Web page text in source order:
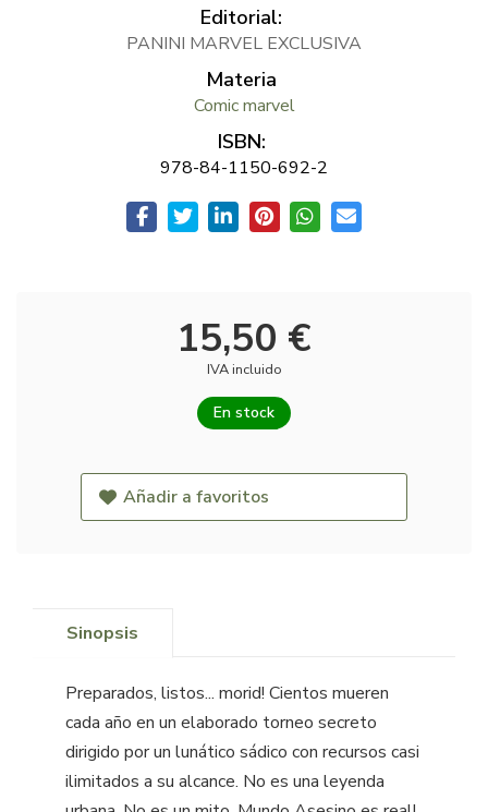
Editorial:
PANINI MARVEL EXCLUSIVA
Materia
Comic marvel
ISBN:
978-84-1150-692-2
15,50 €
IVA incluido
En stock
Añadir a favoritos
Sinopsis
Preparados, listos... morid! Cientos mueren
cada año en un elaborado torneo secreto
dirigido por un lunático sádico con recursos casi
ilimitados a su alcance. No es una leyenda